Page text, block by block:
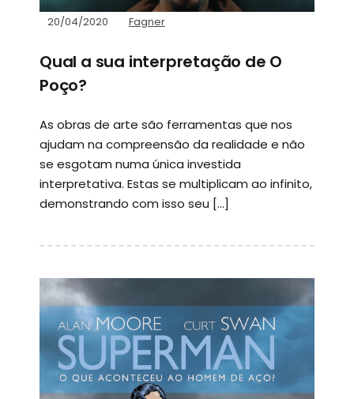
20/04/2020 Fagner
Qual a sua interpretação de O
Poço?
As obras de arte são ferramentas que nos
ajudam na compreensão da realidade e não
se esgotam numa única investida
interpretativa. Estas se multiplicam ao infinito,
demonstrando com isso seu […]